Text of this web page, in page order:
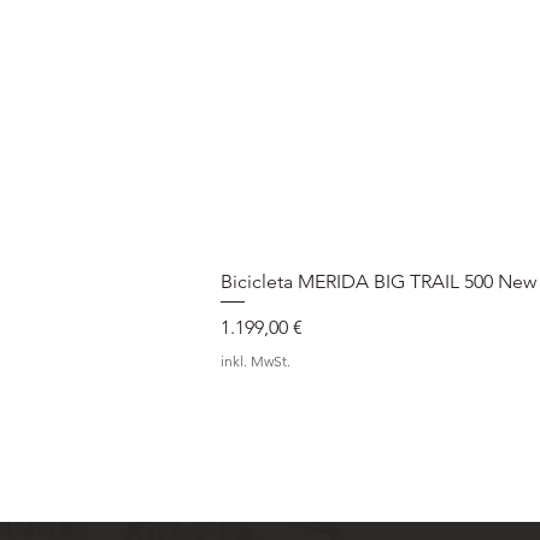
Bicicleta MERIDA BIG TRAIL 500 New
Preis
1.199,00 €
inkl. MwSt.